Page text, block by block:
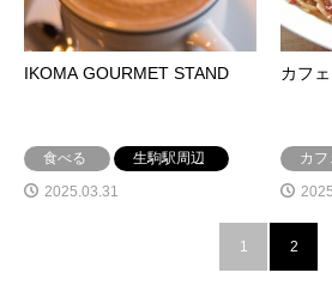
IKOMA GOURMET STAND
食べる
生駒駅周辺
2025.03.31
カフ
カフ
1 2